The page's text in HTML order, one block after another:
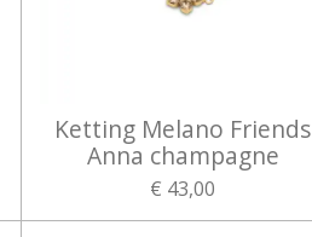
Ketting Melano Friends
Anna champagne
€ 43,00